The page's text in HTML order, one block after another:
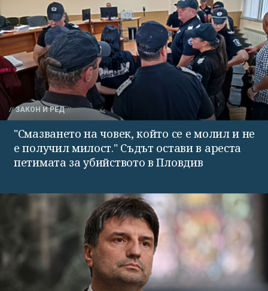
ЗАКОН И РЕД
"Смазването на човек, който се е молил и не
е получил милост." Съдът остави в ареста
петимата за убийството в Пловдив